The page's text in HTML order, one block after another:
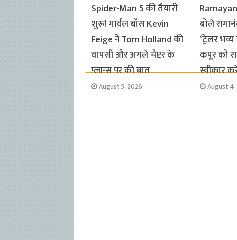
Spider-Man 5 की तैयारी
शुरू! मार्वल बॉस Kevin
Feige ने Tom Holland की
वापसी और अगले चैप्टर के
प्लान्स पर की बात
August 5, 2026
बोले
‘ट्रेलर
कपूर को
स्वीकार
August